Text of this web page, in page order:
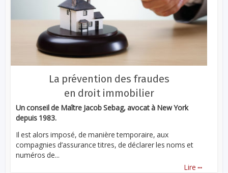
La prévention des fraudes
en droit immobilier
Un conseil de Maître Jacob Sebag, avocat à New York
depuis 1983.
Il est alors imposé, de manière temporaire, aux
compagnies d’assurance titres, de déclarer les noms et
numéros de...
Lire ...